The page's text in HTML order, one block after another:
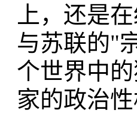
上，还是
与苏联的"
个世界中
家的政治